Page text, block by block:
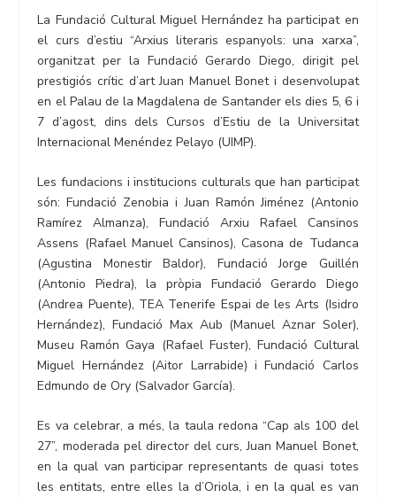
La Fundació Cultural Miguel Hernández ha participat en
el curs d’estiu “Arxius literaris espanyols: una xarxa”,
organitzat per la Fundació Gerardo Diego, dirigit pel
prestigiós crític d’art Juan Manuel Bonet i desenvolupat
en el Palau de la Magdalena de Santander els dies 5, 6 i
7 d’agost, dins dels Cursos d’Estiu de la Universitat
Internacional Menéndez Pelayo (UIMP).
Les fundacions i institucions culturals que han participat
són: Fundació Zenobia i Juan Ramón Jiménez (Antonio
Ramírez Almanza), Fundació Arxiu Rafael Cansinos
Assens (Rafael Manuel Cansinos), Casona de Tudanca
(Agustina Monestir Baldor), Fundació Jorge Guillén
(Antonio Piedra), la pròpia Fundació Gerardo Diego
(Andrea Puente), TEA Tenerife Espai de les Arts (Isidro
Hernández), Fundació Max Aub (Manuel Aznar Soler),
Museu Ramón Gaya (Rafael Fuster), Fundació Cultural
Miguel Hernández (Aitor Larrabide) i Fundació Carlos
Edmundo de Ory (Salvador García).
Es va celebrar, a més, la taula redona “Cap als 100 del
27”, moderada pel director del curs, Juan Manuel Bonet,
en la qual van participar representants de quasi totes
les entitats, entre elles la d’Oriola, i en la qual es van